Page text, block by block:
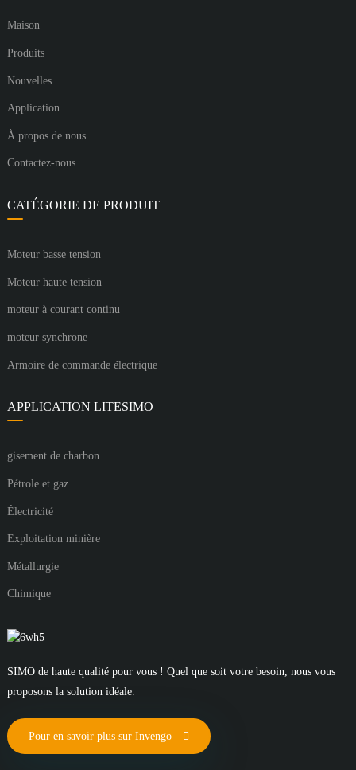
Maison
Produits
Nouvelles
Application
À propos de nous
Contactez-nous
CATÉGORIE DE PRODUIT
Moteur basse tension
Moteur haute tension
moteur à courant continu
moteur synchrone
Armoire de commande électrique
APPLICATION LITESIMO
gisement de charbon
Pétrole et gaz
Électricité
Exploitation minière
Métallurgie
Chimique
SIMO de haute qualité pour vous ! Quel que soit votre besoin, nous vous
proposons la solution idéale.
Pour en savoir plus sur Invengo